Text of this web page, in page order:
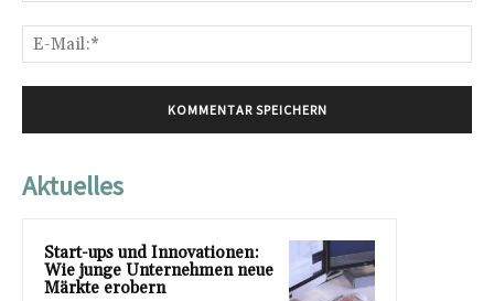
Aktuelles
Start-ups und Innovationen:
Wie junge Unternehmen neue
Märkte erobern